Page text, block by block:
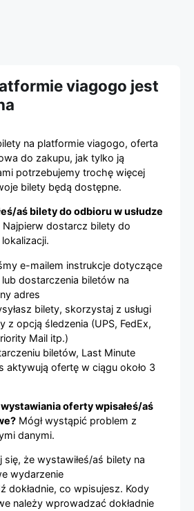
viagogo jest
na platformie viagogo, oferta
do zakupu, jak tylko ją
potrzebujemy trochę więcej
bilety będą dostępne.
aś bilety do odbioru w usłudze
Najpierw dostarcz bilety do
e-mailem instrukcje dotyczące
lub dostarczenia biletów na
adres
bilety, skorzystaj z usługi
z opcją śledzenia (UPS, FedEx,
Mail itp.)
biletów, Last Minute
aktywują ofertę w ciągu około 3
oferty wpisałeś/aś
Mógł wystąpić problem z
danymi.
się, że wystawiłeś/aś bilety na
wydarzenie
dokładnie, co wpisujesz. Kody
należy wprowadzać dokładnie